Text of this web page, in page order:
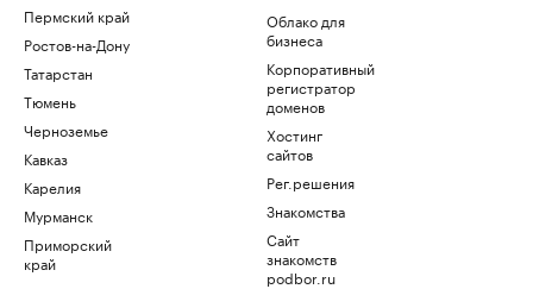
Пермский край
Ростов-на-Дону
Татарстан
Тюмень
Черноземье
Кавказ
Карелия
Мурманск
Приморский
край
Облако для
бизнеса
Корпоративный
регистратор
доменов
Хостинг
сайтов
Рег.решения
Знакомства
Сайт
знакомств
podbor.ru